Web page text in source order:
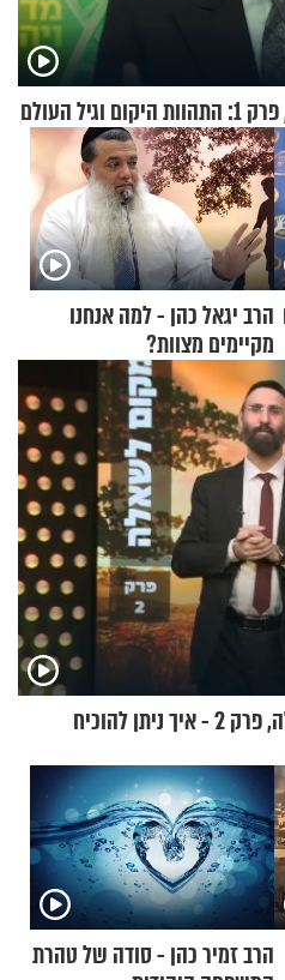
העולם
הרב יגאל כהן - למה אנחנו
מקיימים מצוות?
הרב רפאל אוחיון: מקום לשאלה, פרק 2 - איך ניתן להוכיח
הרב זמיר כהן - סודה של טהרת